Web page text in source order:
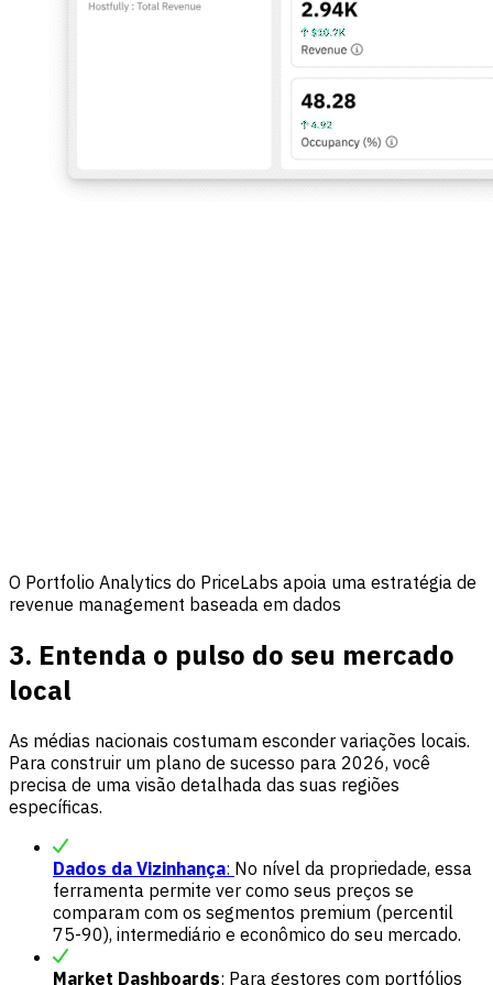
O Portfolio Analytics do PriceLabs apoia uma estratégia de
revenue management baseada em dados
3. Entenda o pulso do seu mercado
local
As médias nacionais costumam esconder variações locais.
Para construir um plano de sucesso para 2026, você
precisa de uma visão detalhada das suas regiões
específicas.
Dados da Vizinhança: No nível da propriedade, essa
ferramenta permite ver como seus preços se
comparam com os segmentos premium (percentil
75-90), intermediário e econômico do seu mercado.
Market Dashboards: Para gestores com portfólios